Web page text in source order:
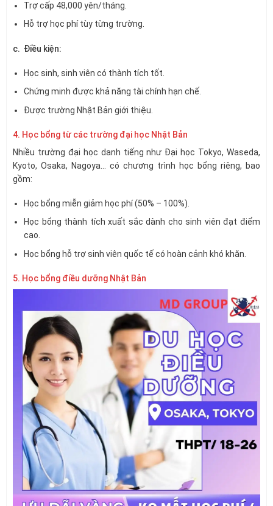
Trợ cấp 48,000 yên/tháng.
Hỗ trợ học phí tùy từng trường.
c. Điều kiện:
Học sinh, sinh viên có thành tích tốt.
Chứng minh được khả năng tài chính hạn chế.
Được trường Nhật Bản giới thiệu.
4. Học bổng từ các trường đại học Nhật Bản
Nhiều trường đại học danh tiếng như Đại học Tokyo, Waseda,
Kyoto, Osaka, Nagoya… có chương trình học bổng riêng, bao
gồm:
Học bổng miễn giảm học phí (50% – 100%).
Học bổng thành tích xuất sắc dành cho sinh viên đạt điểm
cao.
Học bổng hỗ trợ sinh viên quốc tế có hoàn cảnh khó khăn.
5. Học bổng điều dưỡng Nhật Bản